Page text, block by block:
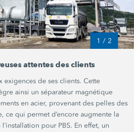
1 / 2
attentes des clients
exigences de ses clients. Cette
ainsi un séparateur magnétique
en acier, provenant des pelles des
ce qui permet d’encore augmente la
pour PBS. En effet, un